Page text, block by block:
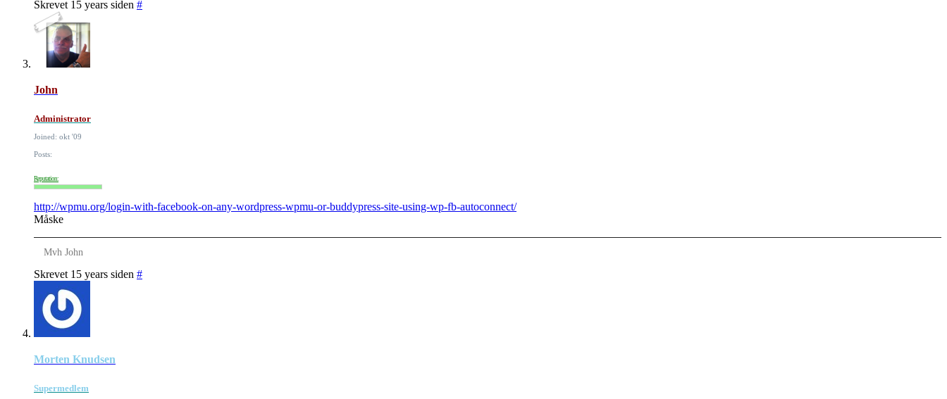
Skrevet 15 years siden #
John
Administrator
Joined: okt '09
Posts:
Reputation:
http://wpmu.org/login-with-facebook-on-any-wordpress-wpmu-or-buddypress-site-using-wp-fb-autoconnect/
Måske
Mvh John
Skrevet 15 years siden #
Morten Knudsen
Supermedlem